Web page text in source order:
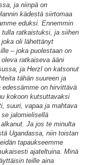
ja niinpä on
kädestä siirtomaa
eduksi. Ennemmin
ratkaistuksi, ja siihen
oli lähettänyt
– joka puolestaan on
ratkaiseva ääni
ja Herzl on katsonut
tähän suureen ja
on hirvittävä
kokoon kutsuttavaksi
suuri, vapaa ja mahtava
jalomielisellä
Ja jos te minulta
Ugandassa, niin toistan
tapaukseemme
ajateltuina. Minä
teille aina